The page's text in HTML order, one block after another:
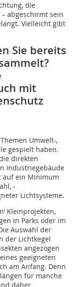
die
abgeschirmt sein
Vielleicht gibt
Sie bereits
mit
Umwelt-,
gespielt haben.
direkten
Industriegebäude
auf ein Minimum
Lichtsysteme.
Kleinprojekten,
in Parks oder im
Auswahl der
der Lichtkegel
angezogen
geeigneten
am Anfang. Denn
für manche
daher